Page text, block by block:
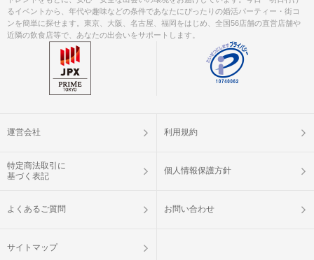
るイベントから、年代や趣味などの条件であなたにぴったりの婚活パーティー・街コ
ンを簡単に探せます。東京、大阪、名古屋、福岡をはじめ、全国56店舗の直営店舗や
近隣の飲食店等で、あなたの出会いをサポートします。
運営会社 利用規約
特定商法取引に
基づく表記
個人情報保護方針
よくあるご質問 お問い合わせ
サイトマップ